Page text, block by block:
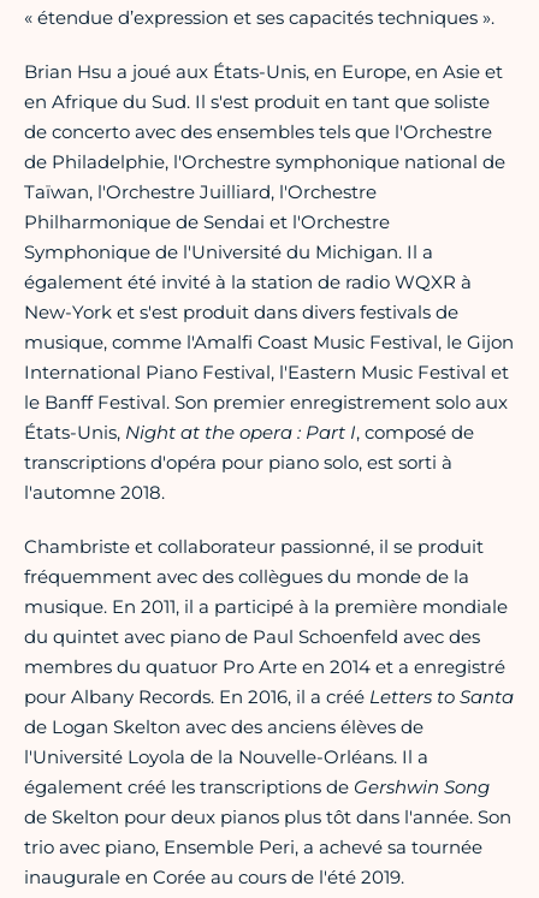
« étendue d’expression et ses capacités techniques ».
Brian Hsu a joué aux États-Unis, en Europe, en Asie et
en Afrique du Sud. Il s'est produit en tant que soliste
de concerto avec des ensembles tels que l'Orchestre
de Philadelphie, l'Orchestre symphonique national de
Taïwan, l'Orchestre Juilliard, l'Orchestre
Philharmonique de Sendai et l'Orchestre
Symphonique de l'Université du Michigan. Il a
également été invité à la station de radio WQXR à
New-York et s'est produit dans divers festivals de
musique, comme l'Amalfi Coast Music Festival, le Gijon
International Piano Festival, l'Eastern Music Festival et
le Banff Festival. Son premier enregistrement solo aux
États-Unis, Night at the opera : Part I, composé de
transcriptions d'opéra pour piano solo, est sorti à
l'automne 2018.
Chambriste et collaborateur passionné, il se produit
fréquemment avec des collègues du monde de la
musique. En 2011, il a participé à la première mondiale
du quintet avec piano de Paul Schoenfeld avec des
membres du quatuor Pro Arte en 2014 et a enregistré
pour Albany Records. En 2016, il a créé Letters to Santa
de Logan Skelton avec des anciens élèves de
l'Université Loyola de la Nouvelle-Orléans. Il a
également créé les transcriptions de Gershwin Song
de Skelton pour deux pianos plus tôt dans l'année. Son
trio avec piano, Ensemble Peri, a achevé sa tournée
inaugurale en Corée au cours de l'été 2019.